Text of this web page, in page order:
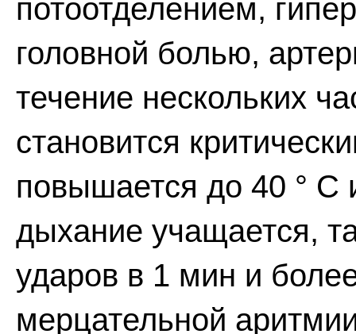
потоотделением,
головной болью,
течение нескольких
становится
повышается до 40 ° С
дыхание учащается,
ударов в 1 мин и
мерцательной